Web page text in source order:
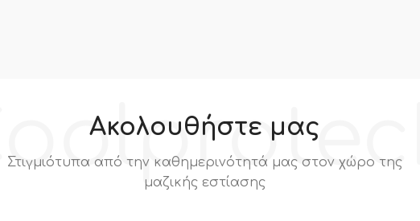
Ακολουθήστε μας
Στιγμιότυπα από την καθημερινότητά μας στον χώρο της
μαζικής εστίασης